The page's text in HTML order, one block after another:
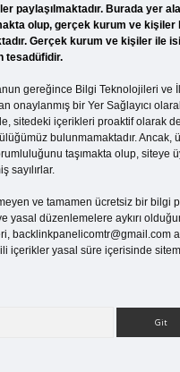
paylaşılmaktadır. Burada yer
olup, gerçek kurum ve kişiler
Gerçek kurum ve kişiler ile
tesadüfidir.
gereğince Bilgi Teknolojileri ve
onaylanmış bir Yer Sağlayıcı
sitedeki içerikleri proaktif olarak
bulunmamaktadır. Ancak,
taşımakta olup, siteye
sayılırlar.
ve tamamen ücretsiz bir bilgi
yasal düzenlemelere aykırı
backlinkpanelicomtr@gmail.com
içerikler yasal süre içerisinde